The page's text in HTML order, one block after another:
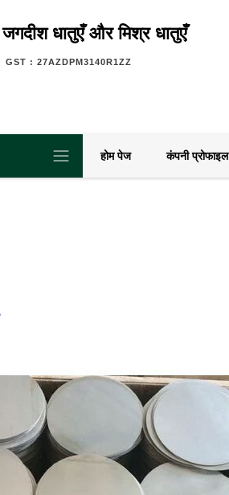
जगदीश धातुएँ और मिश्र धातुएँ
GST : 27AZDPM3140R1ZZ
होम पेज कंपनी प्रोफाइल